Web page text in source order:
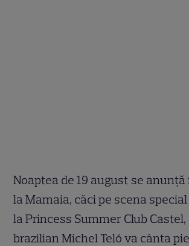
Noaptea de 19 august se
la Mamaia, căci pe scena
la Princess Summer Club
brazilian Michel Teló va cânta